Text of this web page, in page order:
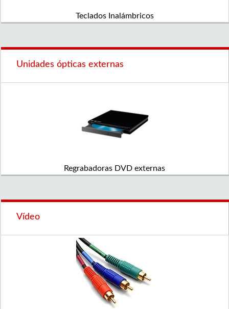
Teclados Inalámbricos
Unidades ópticas externas
Regrabadoras DVD externas
Vídeo